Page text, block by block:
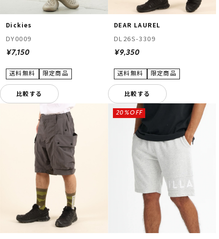
Dickies
DY0009
¥7,150
比較する
DEAR LAUREL
DL26S-3309
¥9,350
比較する
20%OFF